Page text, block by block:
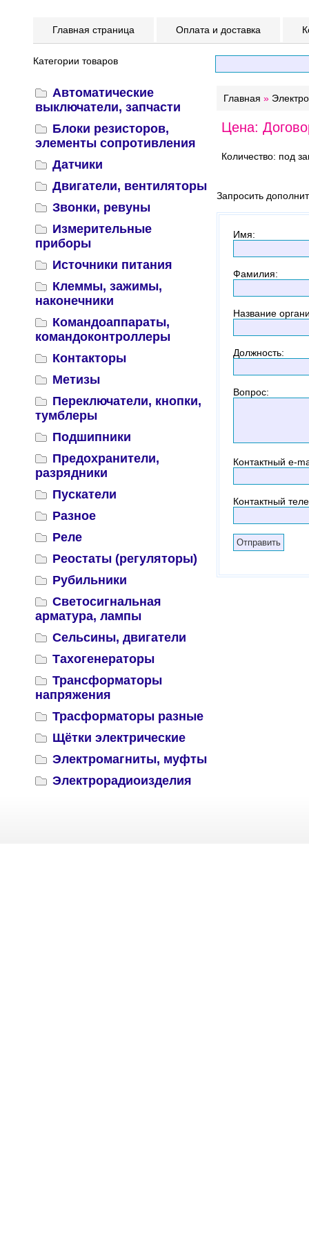
Главная страница Оплата и доставка
Категории товаров
Автоматические
выключатели, запчасти
Блоки резисторов,
элементы сопротивления
Датчики
Двигатели, вентиляторы
Звонки, ревуны
Измерительные
приборы
Источники питания
Клеммы, зажимы,
наконечники
Командоаппараты,
командоконтроллеры
Контакторы
Метизы
Переключатели, кнопки,
тумблеры
Подшипники
Предохранители,
разрядники
Пускатели
Разное
Реле
Реостаты (регуляторы)
Рубильники
Светосигнальная
арматура, лампы
Сельсины, двигатели
Тахогенераторы
Трансформаторы
напряжения
Трасформаторы разные
Щётки электрические
Электромагниты, муфты
Электрорадиоизделия
Главная »
Цена:
Количество: под
Запросить
Имя:
Фамилия:
Название
Должность:
Вопрос:
Контактный e-
Контактный